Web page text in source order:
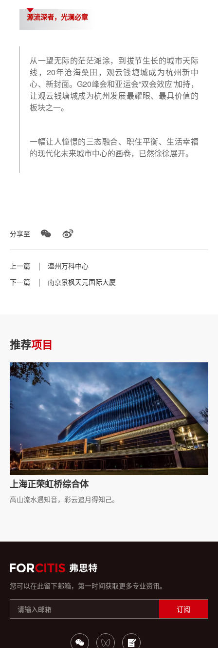
源流深者，光澜必章
从一望无际的茫茫滩涂，到拔节生长的城市天际
线，20年沧海桑田，观云钱塘城成为杭州新中
心、新封面。G20峰会和亚运会“双会效应”加持，
让观云钱塘城成为杭州发展最耀眼、最具价值的
板块之一。
一幅让人憧憬的三态融合、职住平衡、生活幸福
的现代化未来城市中心的画卷，已然徐徐展开。
分享至
上一篇
温州万科中心
下一篇
南京景枫天元国际大厦
推荐项目
上海正荣虹桥综合体
高山流水遇知音，彩云追月得知己。
您可以在此留下邮箱，第一时间获取更多专业资讯。
订阅